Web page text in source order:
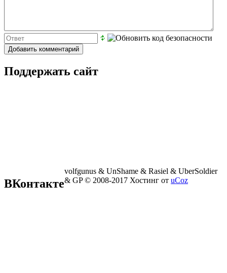
Поддержать сайт
ВКонтакте
volfgunus & UnShame & Rasiel & UberSoldier
& GP © 2008-2017 Хостинг от uCoz